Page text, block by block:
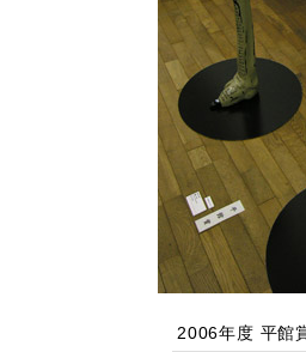
2006年度 平館